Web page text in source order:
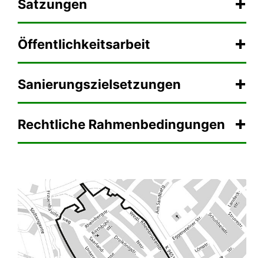
Satzungen
Öffentlichkeitsarbeit
Sanierungszielsetzungen
Rechtliche Rahmenbedingungen